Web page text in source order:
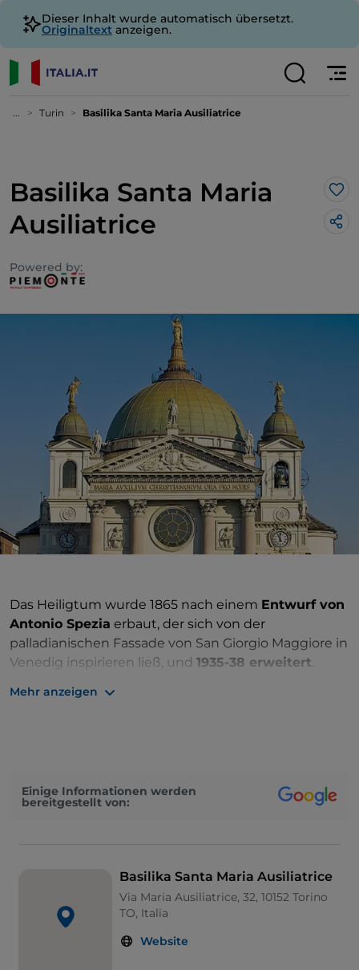
Dieser Inhalt wurde automatisch übersetzt.
Originaltext anzeigen.
... Turin Basilika Santa Maria Ausiliatrice
Basilika Santa Maria
Ausiliatrice
Powered by:
Das Heiligtum wurde 1865 nach einem Entwurf von
Antonio Spezia erbaut, der sich von der
palladianischen Fassade von San Giorgio Maggiore in
Venedig inspirieren ließ, und 1935-38 erweitert.
Eklektizismus des 19. Jahrhunderts
Das einschiffige Innere, das
reich mit polychromem
stellt die Herrlichkeit der Jungfrau dar, während das
Tommaso Lorenzone, Maria Hilf der Christen
darstellt. Im Inneren befindet sich die
Pfeifenorgel Tamburini Opus 227, die 1941 nach
Mehr anzeigen
Einige Informationen werden
bereitgestellt von:
Basilika Santa Maria Ausiliatrice
Via Maria Ausiliatrice, 32, 10152 Torino
TO, Italia
Website